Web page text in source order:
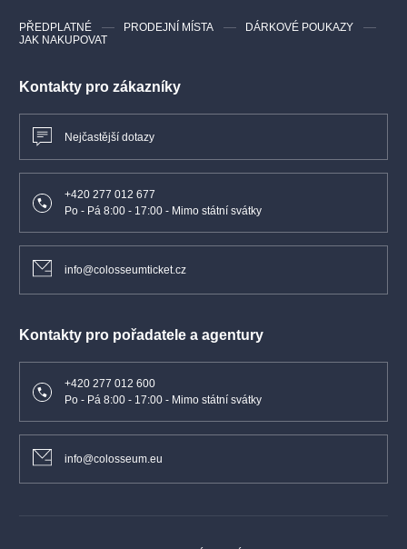
Kontakty pro zákazníky
Nejčastější dotazy
+420 277 012 677
Po - Pá 8:00 - 17:00 - Mimo státní svátky
info@colosseumticket.cz
Kontakty pro pořadatele a agentury
+420 277 012 600
Po - Pá 8:00 - 17:00 - Mimo státní svátky
info@colosseum.eu
PŘEDPLATNÉ PRODEJNÍ MÍSTA
DÁRKOVÉ POUKAZY
JAK NAKUPOVAT